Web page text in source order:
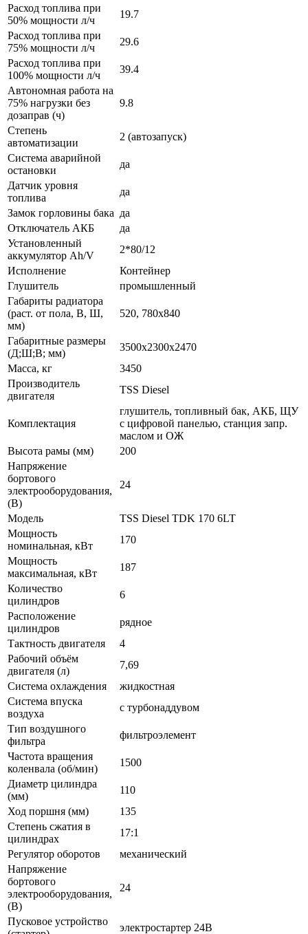
Расход топлива при
50% мощности л/ч
19.7
Расход топлива при
75% мощности л/ч
29.6
Расход топлива при
100% мощности л/ч
39.4
Автономная работа на
75% нагрузки без
дозаправ (ч)
9.8
Степень
автоматизации
2 (автозапуск)
Система аварийной
остановки
да
Датчик уровня
топлива
да
Замок горловины бака да
Отключатель АКБ
да
Установленный
аккумулятор Ah/V
2*80/12
Исполнение
Контейнер
Глушитель
промышленный
Габариты радиатора
(раст. от пола, В, Ш,
мм)
520, 780х840
Габаритные размеры
(Д;Ш;В; мм)
3500x2300x2470
Масса, кг
3450
Производитель
двигателя
TSS Diesel
Комплектация
глушитель, топливный бак, АКБ, ЩУ
с цифровой панелью, станция запр.
маслом и ОЖ
Высота рамы (мм)
200
Напряжение
бортового
электрооборудования,
(В)
24
Модель
TSS Diesel TDK 170 6LT
Мощность
номинальная, кВт
170
Мощность
максимальная, кВт
187
Количество
цилиндров
6
Расположение
цилиндров
рядное
Тактность двигателя
4
Рабочий объём
двигателя (л)
7,69
Система охлаждения
жидкостная
Система впуска
воздуха
с турбонаддувом
Тип воздушного
фильтра
фильтроэлемент
Частота вращения
коленвала (об/мин)
1500
Диаметр цилиндра
(мм)
110
Ход поршня (мм)
135
Степень сжатия в
цилиндрах
17:1
Регулятор оборотов
механический
Напряжение
бортового
электрооборудования,
(В)
24
Пусковое устройство
электростартер 24В